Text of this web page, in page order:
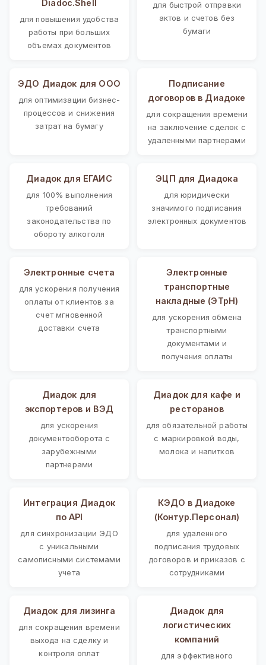
Diadoc.Shell
для повышения удобства
работы при больших
объемах документов
для быстрой отправки
актов и счетов без
бумаги
ЭДО Диадок для ООО
для оптимизации бизнес-
процессов и снижения
затрат на бумагу
Подписание
договоров в Диадоке
для сокращения времени
на заключение сделок с
удаленными партнерами
Диадок для ЕГАИС
для 100% выполнения
требований
законодательства по
обороту алкоголя
ЭЦП для Диадока
для юридически
значимого подписания
электронных документов
Электронные счета
для ускорения получения
оплаты от клиентов за
счет мгновенной
доставки счета
Электронные
транспортные
накладные (ЭТрН)
для ускорения обмена
транспортными
документами и
получения оплаты
Диадок для
экспортеров и ВЭД
для ускорения
документооборота с
зарубежными
партнерами
Диадок для кафе и
ресторанов
для обязательной работы
с маркировкой воды,
молока и напитков
Интеграция Диадок
по API
для синхронизации ЭДО
с уникальными
самописными системами
учета
КЭДО в Диадоке
(Контур.Персонал)
для удаленного
подписания трудовых
договоров и приказов с
сотрудниками
Диадок для лизинга
для сокращения времени
выхода на сделку и
контроля оплат
Диадок для
логистических
компаний
для эффективного